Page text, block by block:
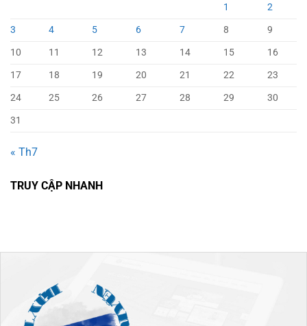
1
2
3
4 5 6 7 8
9
10
11 12 13 14 15
16
17
18 19 20 21 22
23
24
25 26 27 28 29
30
31
« Th7
TRUY CẬP NHANH